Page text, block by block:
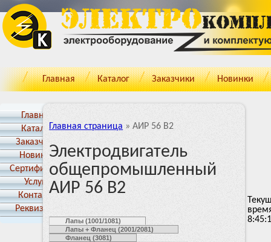
Главная Каталог Заказчики Новинки
Главная
Каталог
Заказчики
Новинки
Cертификаты
Услуги
Контакты
Реквизиты
Главная страница » АИР 56 В2
Электродвигатель
общепромышленный
АИР 56 В2
Лапы (1001/1081)
Лапы + Фланец (2001/2081)
Фланец (3081)